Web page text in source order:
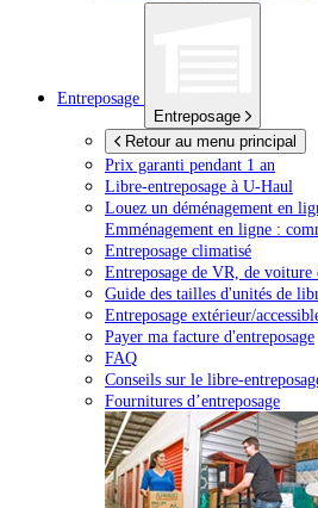
Entreposage
Entreposage
Retour au menu principal
Prix garanti pendant 1 an
Libre-entreposage à U-Haul
Louez un déménagement en
Emménagement en ligne :
Entreposage climatisé
Entreposage de VR, de voiture
Guide des tailles d'unités de
Entreposage extérieur/
Payer ma facture d'entreposage
FAQ
Conseils sur le libre-
Fournitures d’entreposage